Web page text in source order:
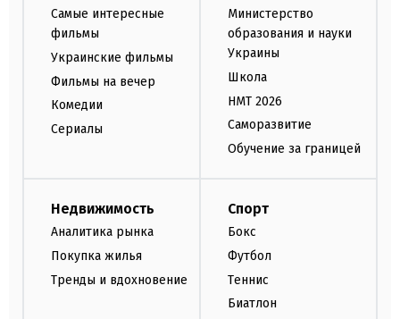
Самые интересные
фильмы
Украинские фильмы
Фильмы на вечер
Комедии
Сериалы
Министерство
образования и науки
Украины
Школа
НМТ 2026
Саморазвитие
Обучение за границей
Недвижимость
Аналитика рынка
Покупка жилья
Тренды и вдохновение
Спорт
Бокс
Футбол
Теннис
Биатлон